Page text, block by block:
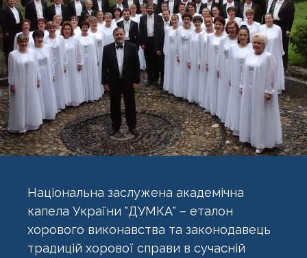
Національна заслужена академічна
капела України "ДУМКА" – еталон
хорового виконавства та законодавець
традицій хорової справи в сучасній